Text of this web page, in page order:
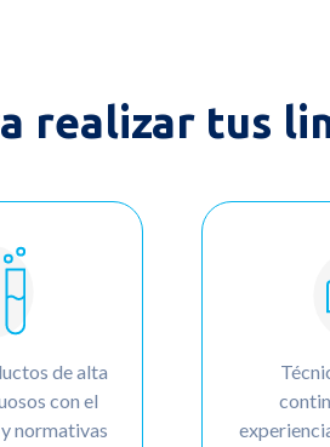
realizar tus
de alta
con el
normativas